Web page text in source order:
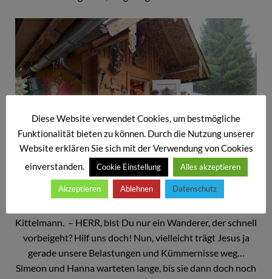
Kittelmann. – HERR, bist Du nur ein Wanderer, der schnell
vorbeigeht? Hilf uns doch! Nun, vielleicht trägt Jesus ja
gerade unsere Belastungen und Kümmernisse weg…
Simeon und Hanna warteten lange, bis sie dann doch noch
Diese Website verwendet Cookies, um bestmögliche
Funktionalität bieten zu können. Durch die Nutzung unserer
Website erklären Sie sich mit der Verwendung von Cookies
einverstanden.
Cookie Einstellung Alles akzeptieren
Akzeptieren Ablehnen Datenschutz